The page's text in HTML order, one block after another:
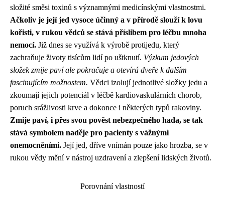
složité směsi toxinů s významnými medicínskými vlastnostmi.
Ačkoliv je její jed vysoce účinný a v přírodě slouží k lovu
kořisti, v rukou vědců se stává příslibem pro léčbu mnoha
nemocí. Již dnes se využívá k výrobě protijedu, který
zachraňuje životy tisícům lidí po uštknutí. Výzkum jedových
složek zmije paví ale pokračuje a otevírá dveře k dalším
fascinujícím možnostem. Vědci izolují jednotlivé složky jedu a
zkoumají jejich potenciál v léčbě kardiovaskulárních chorob,
poruch srážlivosti krve a dokonce i některých typů rakoviny.
Zmije paví, i přes svou pověst nebezpečného hada, se tak
stává symbolem naděje pro pacienty s vážnými
onemocněními. Její jed, dříve vnímán pouze jako hrozba, se v
rukou vědy mění v nástroj uzdravení a zlepšení lidských životů.
Porovnání vlastností